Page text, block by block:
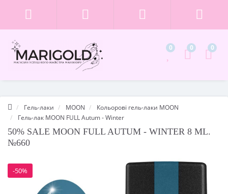
0 0 0
Гель-лаки MOON
Кольорові гель-лаки MOON
Гель-лак MOON FULL Autum - Winter
50% SALE MOON FULL AUTUM - WINTER 8 ML.
№660
-50%